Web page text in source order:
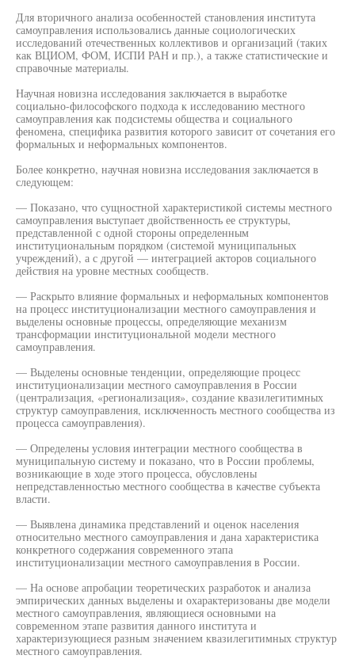
Для вторичного анализа особенностей становления института
самоуправления использовались данные социологических
исследований отечественных коллективов и организаций (таких
как ВЦИОМ, ФОМ, ИСПИ РАН и пр.), а также статистические и
справочные материалы.
Научная новизна исследования заключается в выработке
социально-философского подхода к исследованию местного
самоуправления как подсистемы общества и социального
феномена, специфика развития которого зависит от сочетания его
формальных и неформальных компонентов.
Более конкретно, научная новизна исследования заключается в
следующем:
— Показано, что сущностной характеристикой системы местного
самоуправления выступает двойственность ее структуры,
представленной с одной стороны определенным
институциональным порядком (системой муниципальных
учреждений), а с другой — интеграцией акторов социального
действия на уровне местных сообществ.
— Раскрыто влияние формальных и неформальных компонентов
на процесс институционализации местного самоуправления и
выделены основные процессы, определяющие механизм
трансформации институциональной модели местного
самоуправления.
— Выделены основные тенденции, определяющие процесс
институционализации местного самоуправления в России
(централизация, «регионализация», создание квазилегитимных
структур самоуправления, исключенность местного сообщества из
процесса самоуправления).
— Определены условия интеграции местного сообщества в
муниципальную систему и показано, что в России проблемы,
возникающие в ходе этого процесса, обусловлены
непредставленностью местного сообщества в качестве субъекта
власти.
— Выявлена динамика представлений и оценок населения
относительно местного самоуправления и дана характеристика
конкретного содержания современного этапа
институционализации местного самоуправления в России.
— На основе апробации теоретических разработок и анализа
эмпирических данных выделены и охарактеризованы две модели
местного самоуправления, являющиеся основными на
современном этапе развития данного института и
характеризующиеся разным значением квазилегитимных структур
местного самоуправления.